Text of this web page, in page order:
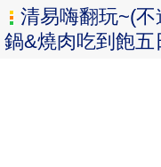
清易嗨翻玩~(
鍋&燒肉吃到飽